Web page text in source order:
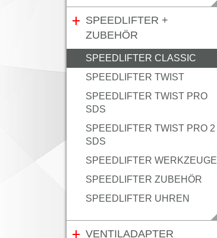
SPEEDLIFTER +
ZUBEHÖR
SPEEDLIFTER CLASSIC
SPEEDLIFTER TWIST
SPEEDLIFTER TWIST PRO
SDS
SPEEDLIFTER TWIST PRO 2
SDS
SPEEDLIFTER WERKZEUGE
SPEEDLIFTER ZUBEHÖR
SPEEDLIFTER UHREN
VENTILADAPTER